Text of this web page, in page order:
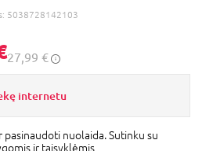
5038728142103
27,99 €
internetu
nuolaida. Sutinku su
ir taisyklėmis